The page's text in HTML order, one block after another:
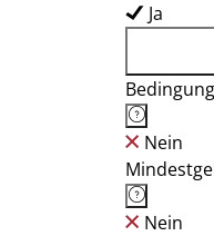
Ja
Nein
Nein